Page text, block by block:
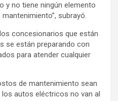
y no tiene ningún elemento
subrayó.
concesionarios que están
se están preparando con
para atender cualquier
de mantenimiento sean
autos eléctricos no van al